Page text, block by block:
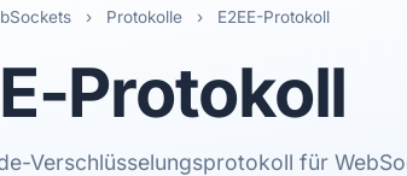
› Protokolle › E2EE-Protokoll
-Protokoll
Verschlüsselungsprotokoll für